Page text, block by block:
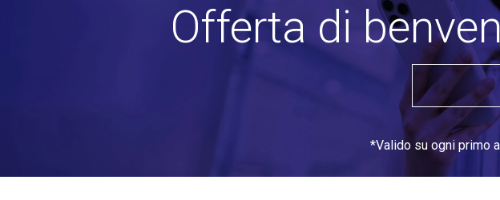
Offerta di
*Valido su ogni primo